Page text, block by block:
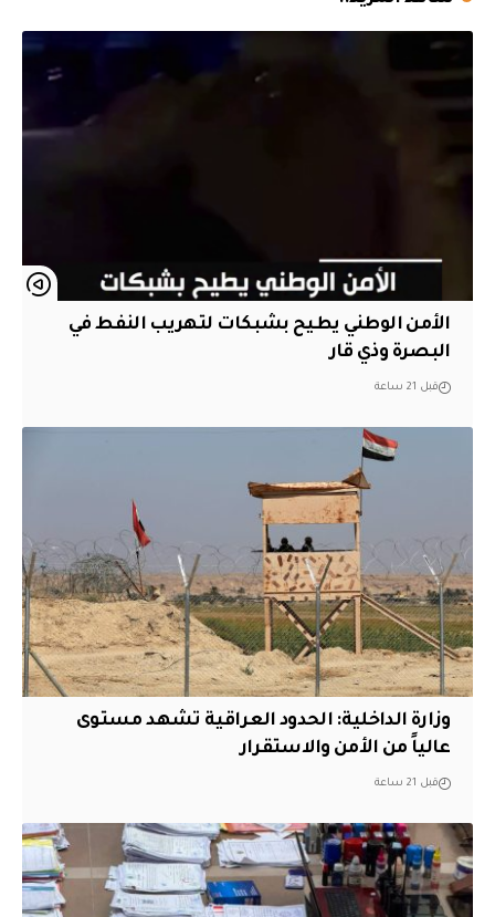
الأمن الوطني يطيح بشبكات لتهريب النفط في
البصرة وذي قار
قبل 21 ساعة
وزارة الداخلية: الحدود العراقية تشهد مستوى
عالياً من الأمن والاستقرار
قبل 21 ساعة